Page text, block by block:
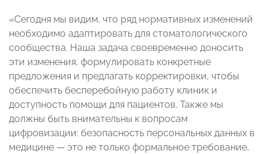
«Сегодня мы видим, что ряд нормативных изменений
необходимо адаптировать для стоматологического
сообщества. Наша задача своевременно доносить
эти изменения, формулировать конкретные
предложения и предлагать корректировки, чтобы
обеспечить бесперебойную работу клиник и
доступность помощи для пациентов. Также мы
должны быть внимательны к вопросам
цифровизации: безопасность персональных данных в
медицине — это не только формальное требование,